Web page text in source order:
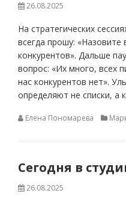
26.08.2025
На стратегических
всегда прошу:
конкурентов». Дальше
вопрос: «Их много, всех
нас конкурентов нет».
определяют не списки,
Елена Пономарева
Сегодня в
26.08.2025